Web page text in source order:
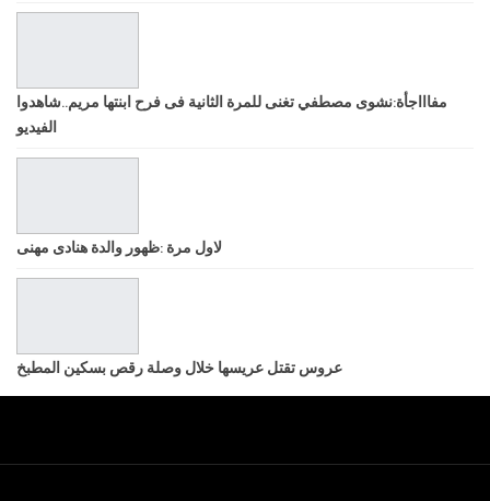
مفاااجأة:نشوى مصطفي تغنى للمرة الثانية فى فرح ابنتها مريم..شاهدوا
الفيديو
لاول مرة :ظهور والدة هنادى مهنى
عروس تقتل عريسها خلال وصلة رقص بسكين المطبخ